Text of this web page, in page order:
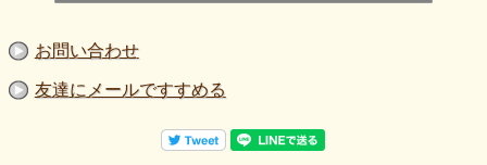
お問い合わせ
友達にメールですすめる